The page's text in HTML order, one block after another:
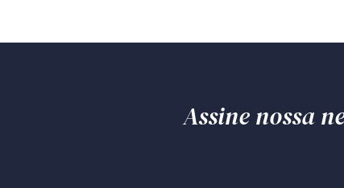
Assine nossa